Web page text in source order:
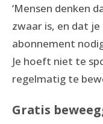
‘Mensen denken
zwaar is, en dat
abonnement
Je hoeft niet te
regelmatig te
Gratis